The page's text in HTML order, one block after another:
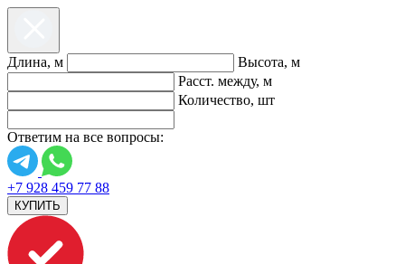
Длина, м
Высота, м
Расст. между, м
Количество, шт
Ответим на все вопросы:
+7 928 459 77 88
КУПИТЬ